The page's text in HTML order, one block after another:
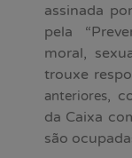
assinada
pela
moral,
trouxe
anteriores,
da Caixa
são